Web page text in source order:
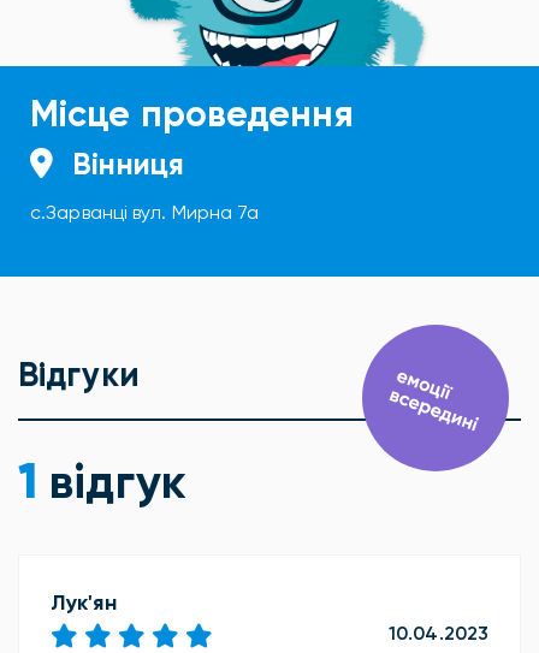
Місце проведення
Вінниця
с.Зарванці вул. Мирна 7а
Відгуки
1 відгук
Лук'ян
10.04.2023